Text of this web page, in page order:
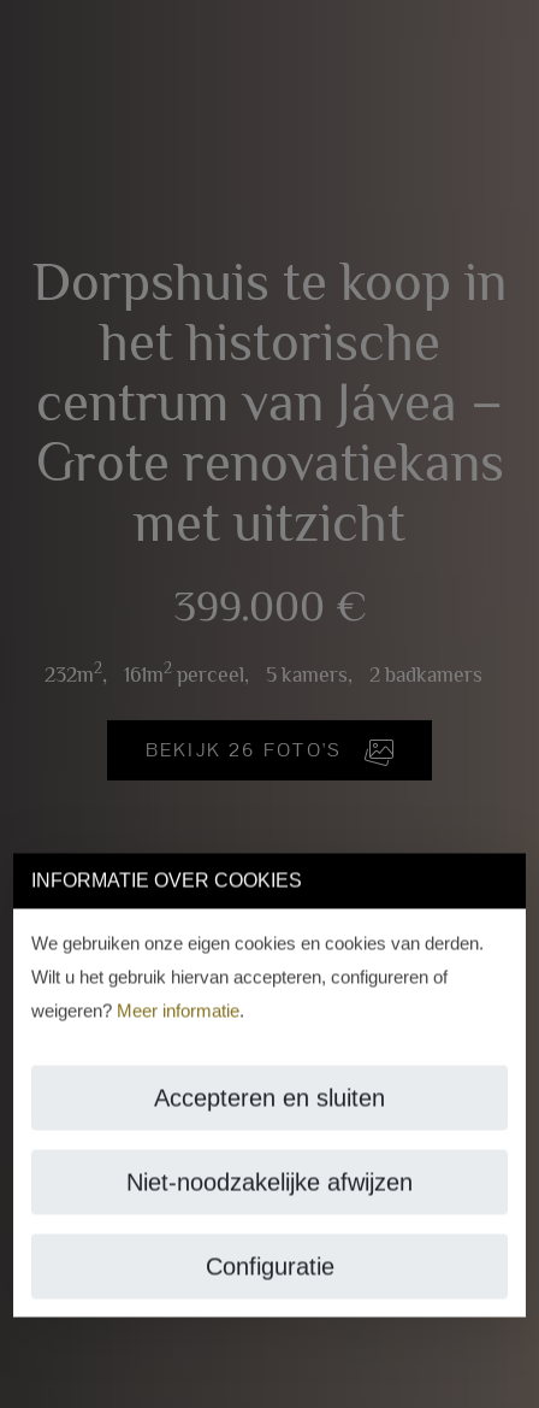
INFORMATIE OVER COOKIES
We gebruiken onze eigen cookies en cookies van derden.
Wilt u het gebruik hiervan accepteren, configureren of
weigeren? Meer informatie.
Accepteren en sluiten
Niet-noodzakelijke afwijzen
Configuratie
Dorpshuis te koop in
het historische
centrum van Jávea –
Grote renovatiekans
met uitzicht
399.000 €
232m2, 161m2 perceel, 5 kamers, 2 badkamers
BEKIJK 26 FOTO'S